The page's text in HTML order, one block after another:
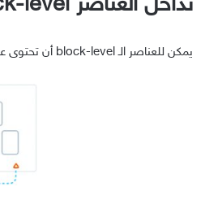
تداخل العناصر Block-level والعناصر Inline-level.
يمكن للعناصر الـ block-level أن تحتوى على عناصر block-level أخرى أو عناصر inline-level.